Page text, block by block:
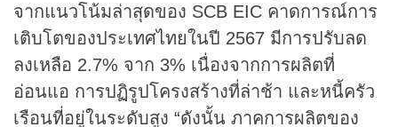
จากแนวโน้มล่าสุดของ SCB EIC คาดการณ์การ
เติบโตของประเทศไทยในปี 2567 มีการปรับลด
ลงเหลือ 2.7% จาก 3% เนื่องจากการผลิตที่
อ่อนแอ การปฏิรูปโครงสร้างที่ล่าช้า และหนี้ครัว
เรือนที่อยู่ในระดับสูง “ดังนั้น ภาคการผลิตของ